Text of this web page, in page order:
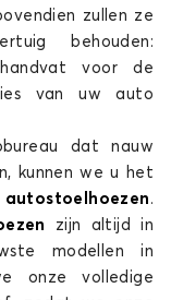
zullen ze
behouden:
voor de
van uw auto
dat nauw
kunnen we u het
autostoelhoezen .
zijn altijd in
modellen in
onze volledige